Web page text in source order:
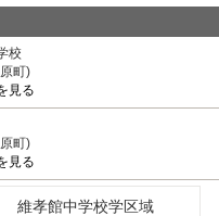
校
町)
見る
町)
見る
維孝館中学校学区域